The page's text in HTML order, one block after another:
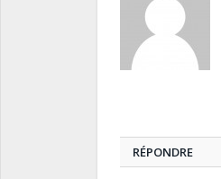
RÉPONDRE